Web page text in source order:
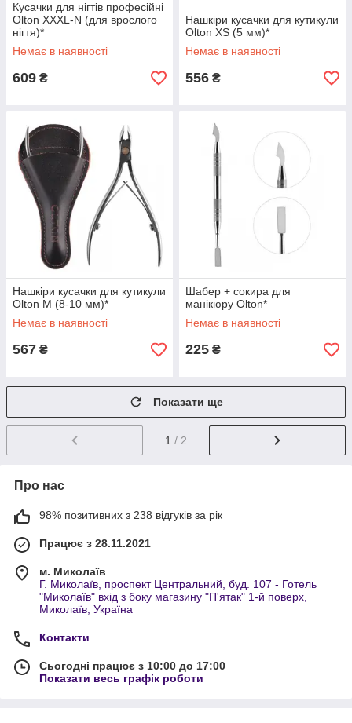
Кусачки для нігтів професійні
Olton XXXL-N (для врослого
нігтя)*
Немає в наявності
609 ₴
Нашкіри кусачки для кутикули
Olton XS (5 мм)*
Немає в наявності
556 ₴
Нашкіри кусачки для кутикули
Olton M (8-10 мм)*
Немає в наявності
567 ₴
Шабер + сокира для
манікюру Olton*
Немає в наявності
225 ₴
Показати ще
1 / 2
Про нас
98% позитивних з 238 відгуків за рік
Працює з 28.11.2021
м. Миколаїв
Г. Миколаїв, проспект Центральний, буд. 107 - Готель
"Миколаїв" вхід з боку магазину "П'ятак" 1-й поверх,
Миколаїв, Україна
Контакти
Сьогодні працює з 10:00 до 17:00
Показати весь графік роботи